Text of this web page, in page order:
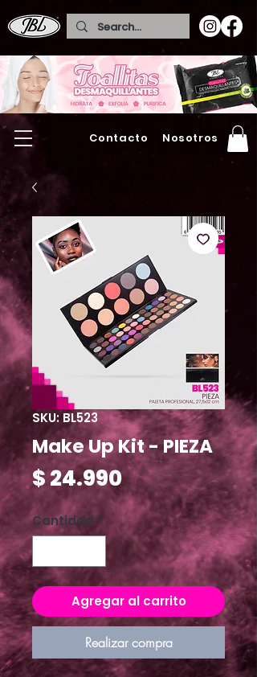
Contacto Nosotros
SKU: BL523
Make Up Kit - PIEZA
$ 24.990Precio
Cantidad *
Agregar al carrito
Realizar compra